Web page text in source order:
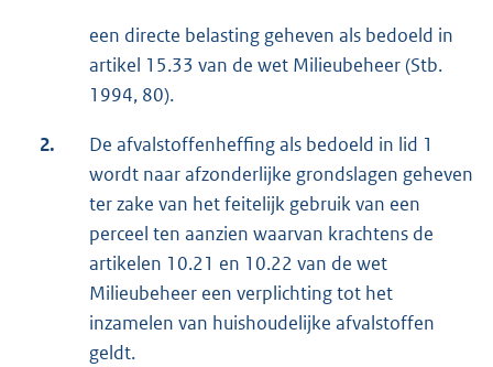
een directe belasting geheven als bedoeld in
artikel 15.33 van de wet Milieubeheer (Stb.
1994, 80).
2.
De afvalstoffenheffing als bedoeld in lid 1
wordt naar afzonderlijke grondslagen geheven
ter zake van het feitelijk gebruik van een
perceel ten aanzien waarvan krachtens de
artikelen 10.21 en 10.22 van de wet
Milieubeheer een verplichting tot het
inzamelen van huishoudelijke afvalstoffen
geldt.